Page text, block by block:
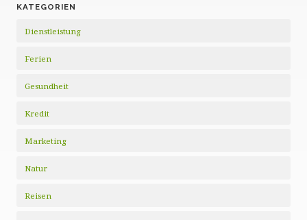
KATEGORIEN
Dienstleistung
Ferien
Gesundheit
Kredit
Marketing
Natur
Reisen